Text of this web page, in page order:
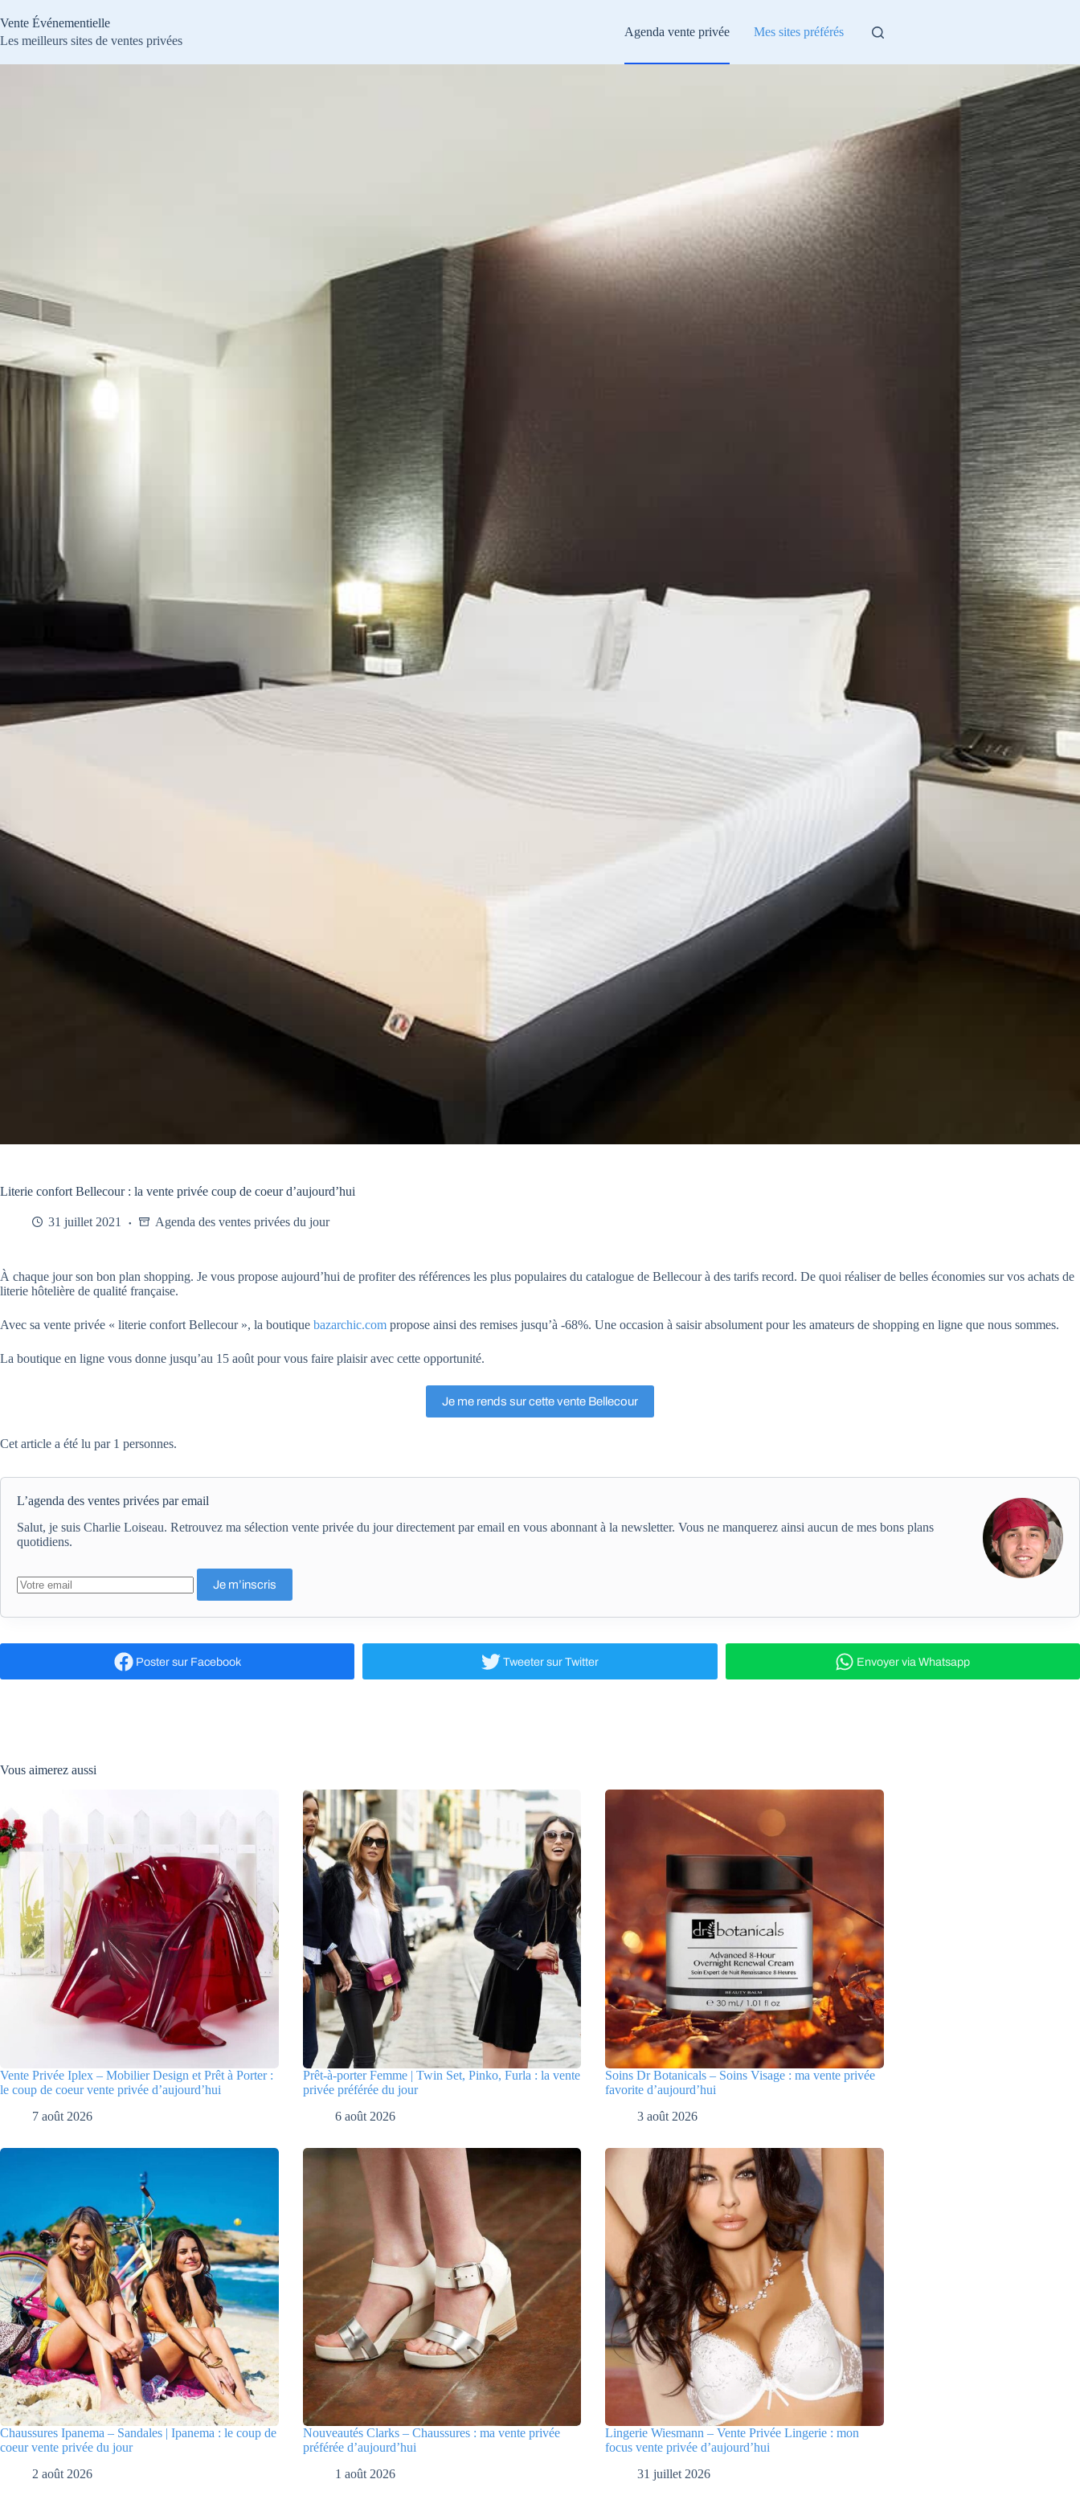
au
contenu
Vente Événementielle
Les meilleurs sites de ventes privées
Agenda vente privée Mes sites préférés
Literie confort Bellecour : la vente privée coup de coeur d’aujourd’hui
31 juillet 2021 Agenda des ventes privées du jour
À chaque jour son bon plan shopping. Je vous propose aujourd’hui de profiter des références les plus populaires du catalogue de Bellecour à des tarifs record. De quoi réaliser de belles économies sur vos achats de
literie hôtelière de qualité française.
Avec sa vente privée « literie confort Bellecour », la boutique bazarchic.com propose ainsi des remises jusqu’à -68%. Une occasion à saisir absolument pour les amateurs de shopping en ligne que nous sommes.
La boutique en ligne vous donne jusqu’au 15 août pour vous faire plaisir avec cette opportunité.
Je me rends sur cette vente Bellecour
Cet article a été lu par 1 personnes.
L’agenda des ventes privées par email
Salut, je suis Charlie Loiseau. Retrouvez ma sélection vente privée du jour directement par email en vous abonnant à la newsletter. Vous ne manquerez ainsi aucun de mes bons plans
quotidiens.
Postersur Facebook Tweetersur Twitter Envoyervia Whatsapp
Vous aimerez aussi
Vente Privée Iplex – Mobilier Design et Prêt à Porter :
le coup de coeur vente privée d’aujourd’hui
7 août 2026
Prêt-à-porter Femme | Twin Set, Pinko, Furla : la vente
privée préférée du jour
6 août 2026
Soins Dr Botanicals – Soins Visage : ma vente privée
favorite d’aujourd’hui
3 août 2026
Chaussures Ipanema – Sandales | Ipanema : le coup de
coeur vente privée du jour
2 août 2026
Nouveautés Clarks – Chaussures : ma vente privée
préférée d’aujourd’hui
1 août 2026
Lingerie Wiesmann – Vente Privée Lingerie : mon
focus vente privée d’aujourd’hui
31 juillet 2026